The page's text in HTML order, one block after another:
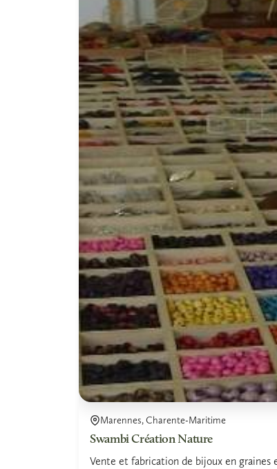
Marennes, Charente-Maritime
Swambi Création Nature
Vente et fabrication de bijoux en graines